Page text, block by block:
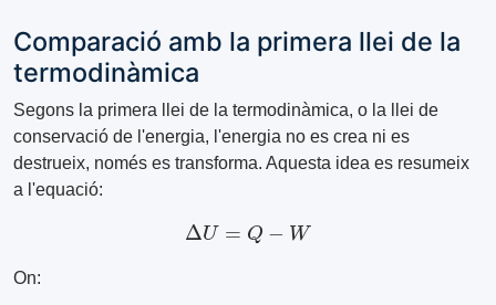
Comparació amb la primera llei de la
termodinàmica
Segons la primera llei de la termodinàmica, o la llei de
conservació de l'energia, l'energia no es crea ni es
destrueix, només es transforma. Aquesta idea es resumeix
a l'equació:
ΔU Q− W
On: